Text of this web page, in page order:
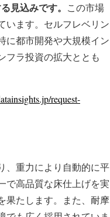
見込みです。 この市場
います。セルフレベリン
に都市開発や大規模イン
フラ投資の拡大ととも
request-
、重力により自動的に平
で高品質な床仕上げを実
果たします。また、耐摩